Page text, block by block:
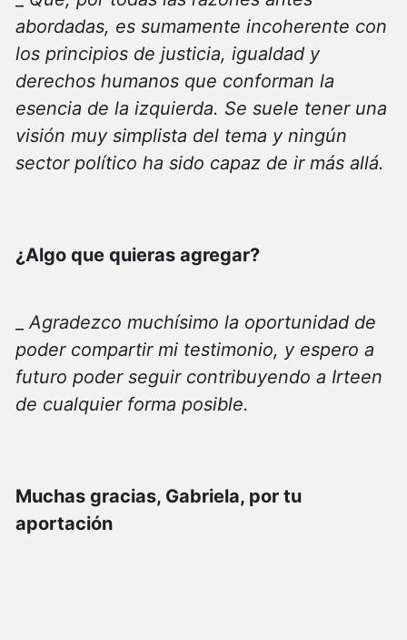
abordadas, es sumamente incoherente con
los principios de justicia, igualdad y
derechos humanos que conforman la
esencia de la izquierda. Se suele tener una
visión muy simplista del tema y ningún
sector político ha sido capaz de ir más allá.
¿Algo que quieras agregar?
_Agradezco muchísimo la oportunidad de
poder compartir mi testimonio, y espero a
futuro poder seguir contribuyendo a Irteen
de cualquier forma posible.
Muchas gracias, Gabriela, por tu
aportación